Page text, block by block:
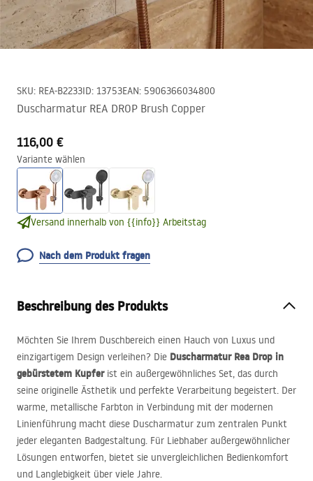
SKU: REA-B2233ID: 13753EAN: 5906366034800
Duscharmatur REA DROP Brush Copper
116,00 €
Variante wählen
Versand innerhalb von {{info}} Arbeitstag
Nach dem Produkt fragen
Beschreibung des Produkts
Möchten Sie Ihrem Duschbereich einen Hauch von Luxus und
einzigartigem Design verleihen? Die Duscharmatur Rea Drop in
gebürstetem Kupferist ein außergewöhnliches Set, das durch
seine originelle Ästhetik und perfekte Verarbeitung begeistert. Der
warme, metallische Farbton in Verbindung mit der modernen
Linienführung macht diese Duscharmatur zum zentralen Punkt
jeder eleganten Badgestaltung. Für Liebhaber außergewöhnlicher
Lösungen entworfen, bietet sie unvergleichlichen Bedienkomfort
und Langlebigkeit über viele Jahre.